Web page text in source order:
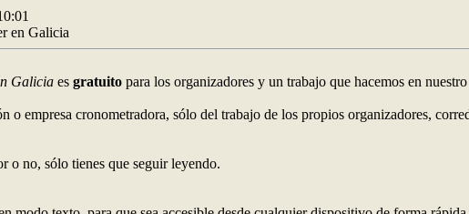
en Galicia
Galicia es gratuito para los organizadores y un trabajo que hacemos en
o empresa cronometradora, sólo del trabajo de los propios organizadores,
o no, sólo tienes que seguir leyendo.